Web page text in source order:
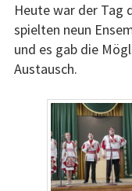
Heute war der Tag
spielten neun
und es gab die
Austausch.